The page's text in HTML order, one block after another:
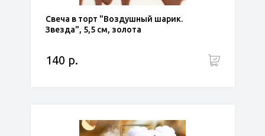
Свеча в торт "Воздушный шарик.
Звезда", 5,5 см, золота
140 р.